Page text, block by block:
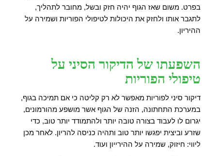
בפרט. משום שאז הגוף יהיה חזק ובשל, מחובר לתהליך,
לתגבר אותו ולחזק את היכולות לטיפולי הפוריות ושמירה על
ההיריון.
השפעתו של הדיקור הסיני על
טיפולי הפוריות
דיקור סיני לפוריות מאפשר לא רק קליטה כי אם תמיכה בגוף,
במערכת התחתונה, הזנה של הגוף אשר מושפע מהורמונים,
יגרום לו לעבוד בצורה טובה יותר ולהתמודד יותר טוב, כדי
שזרע וביצית יפגשו יותר טוב ותהיה כניסה להריון. לאחר מכן
ליווי: חיזוק, שמירה על ההירייון ועוד.